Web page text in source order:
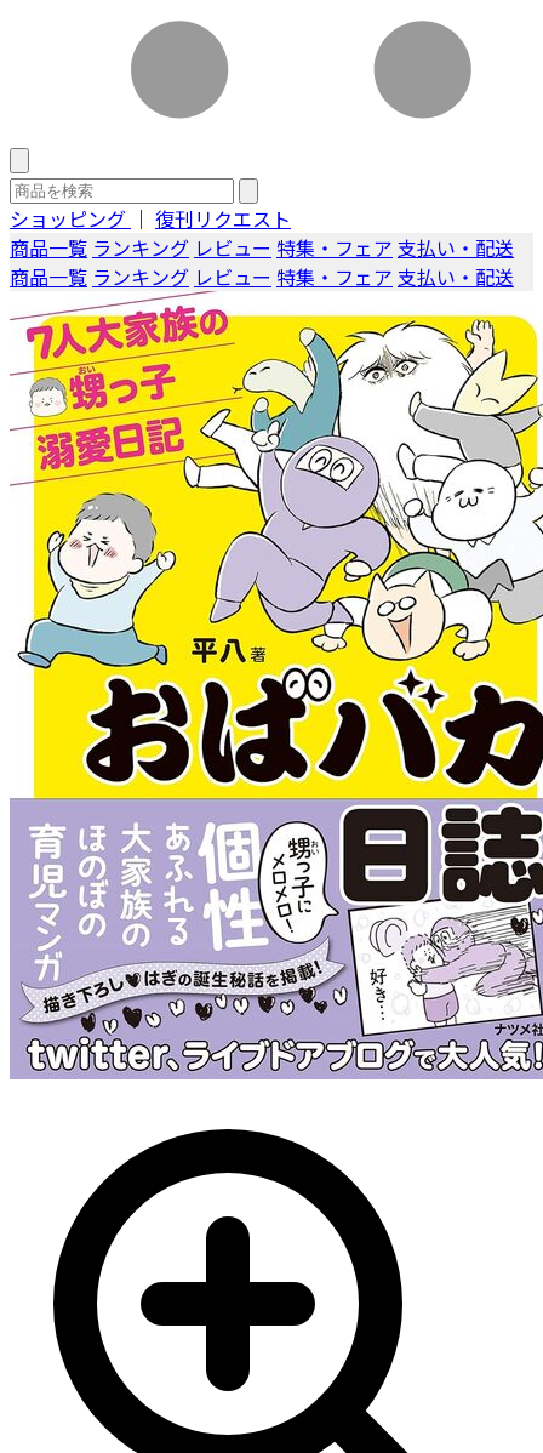
ショッピング ｜ 復刊リクエスト
商品一覧 ランキング レビュー 特集・フェア 支払い・配送
商品一覧 ランキング レビュー 特集・フェア 支払い・配送